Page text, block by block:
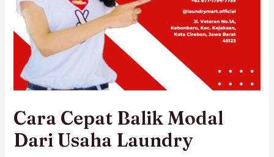
Cara Cepat Balik Modal
Dari Usaha Laundry